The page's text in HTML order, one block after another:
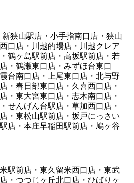
狭山駅店・小手指南口店・狭山
口店・川越的場店・川越クレア
鶴ヶ島駅前店・高坂駅前店・若
・鶴瀬東口店・みずほ台東口
台南口店・上尾東口店・北与野
・春日部東口店・久喜西口店・
・東大宮東口店・志木南口店・
せんげん台駅店・草加西口店・
・東松山駅前店・坂戸にっさい
店・本庄早稲田駅前店・鳩ヶ谷
駅前店・東久留米西口店・東武
・つつじヶ丘北口店・ひばりヶ